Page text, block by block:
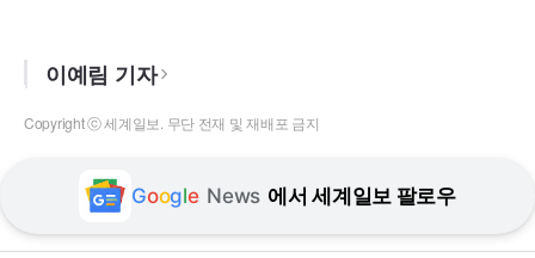
이예림 기자
Copyright ⓒ 세계일보. 무단 전재 및 재배포 금지
Google News 에서 세계일보 팔로우